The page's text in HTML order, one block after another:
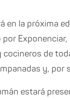
en la próxima
por
de
y,
estará